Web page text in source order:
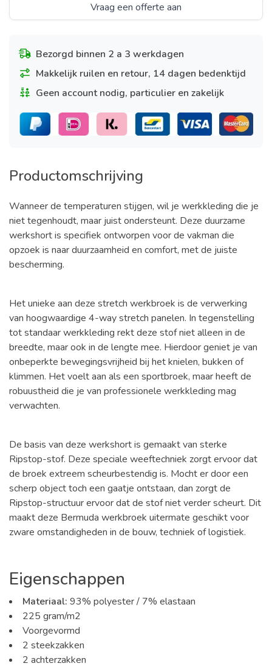
Vraag een offerte aan
Bezorgd binnen 2 a 3 werkdagen
Makkelijk ruilen en retour, 14 dagen bedenktijd
Geen account nodig, particulier en zakelijk
Productomschrijving
Wanneer de temperaturen stijgen, wil je werkkleding die je
niet tegenhoudt, maar juist ondersteunt. Deze duurzame
werkshort is specifiek ontworpen voor de vakman die
opzoek is naar duurzaamheid en comfort, met de juiste
bescherming.
Het unieke aan deze stretch werkbroek is de verwerking
van hoogwaardige 4-way stretch panelen. In tegenstelling
tot standaar werkkleding rekt deze stof niet alleen in de
breedte, maar ook in de lengte mee. Hierdoor geniet je van
onbeperkte bewegingsvrijheid bij het knielen, bukken of
klimmen. Het voelt aan als een sportbroek, maar heeft de
robuustheid die je van professionele werkkleding mag
verwachten.
De basis van deze werkshort is gemaakt van sterke
Ripstop-stof. Deze speciale weeftechniek zorgt ervoor dat
de broek extreem scheurbestendig is. Mocht er door een
scherp object toch een gaatje ontstaan, dan zorgt de
Ripstop-structuur ervoor dat de stof niet verder scheurt. Dit
maakt deze Bermuda werkbroek uitermate geschikt voor
zware omstandigheden in de bouw, techniek of logistiek.
Eigenschappen
Materiaal: 93% polyester / 7% elastaan
225 gram/m2
Voorgevormd
2 steekzakken
2 achterzakken